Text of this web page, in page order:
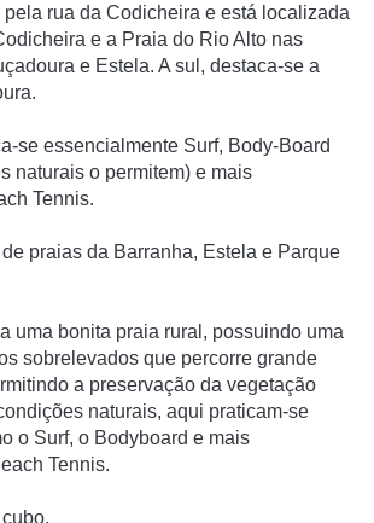
rua da Codicheira e está localizada
e a Praia do Rio Alto nas
e Estela. A sul, destaca-se a
se essencialmente Surf, Body-Board
naturais o permitem) e mais
Tennis.
de praias da Barranha, Estela e Parque
uma bonita praia rural, possuindo uma
sobrelevados que percorre grande
a preservação da vegetação
naturais, aqui praticam-se
o Surf, o Bodyboard e mais
Tennis.